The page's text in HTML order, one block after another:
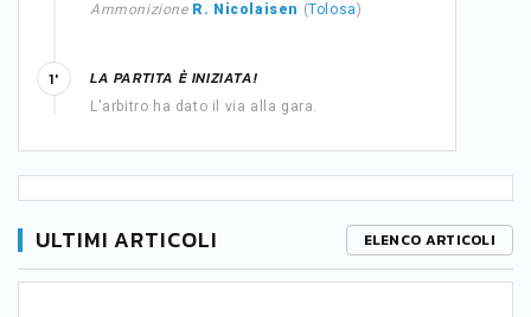
Ammonizione R. Nicolaisen (Tolosa)
LA PARTITA È INIZIATA!
L'arbitro ha dato il via alla gara.
1'
ULTIMI ARTICOLI ELENCO ARTICOLI